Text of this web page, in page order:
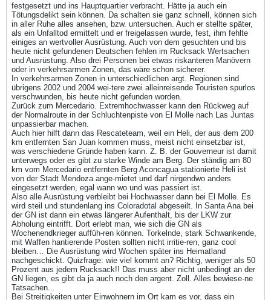
festgesetzt und ins Hauptquartier verbracht. Hätte ja auch ein
Tötungsdelikt sein können. Da schalten sie ganz schnell, können sich
in aller Ruhe alles ansehen, bzw. untersuchen. Auch er stellte später,
als ein Unfalltod ermittelt und er freigelassen wurde, fest, ihm fehlte
einiges an wertvoller Ausrüstung. Auch von dem gesuchten und bis
heute nicht gefundenen Deutschen fehlen im Rucksack Wertsachen
und Ausrüstung. Also drei Personen bei etwas riskanteren Manövern
oder in verkehrsarmen Zonen, das wäre schon sicherer.
In verkehrsarmen Zonen in unterschiedlichen argt. Regionen sind
übrigens 2002 und 2004 wei-tere zwei alleinreisende Touristen spurlos
verschwunden, bis heute nicht gefunden worden.
Zurück zum Mercedario. Extremhochwasser kann den Rückweg auf
der Normalroute in der Schluchtenpiste von El Molle nach Las Juntas
unpassierbar machen.
Auch hier hilft dann das Rescateteam, weil ein Heli, der aus dem 200
km entfernten San Juan kommen muss, meist nicht einsetzbar ist,
was verschiedene Gründe haben kann. Z. B. der Gouverneur ist damit
unterwegs oder es gibt zu starke Winde am Berg. Der ständig am 80
km vom Mercedario entfernten Berg Aconcagua stationierte Heli ist
von der Stadt Mendoza ange-mietet und darf nirgendwo anders
eingesetzt werden, egal wann wo und was passiert ist.
Also alle Ausrüstung verbleibt bei Hochwasser dann bei El Molle. Es
wird steil und stundenlang ins Coloradotal abgeseilt. In Santa Ana bei
der GN ist dann ein etwas längerer Aufenthalt, bis der LKW zur
Abholung eintrifft. Dort erlebt man, wie sich die GN als
Wochenendkrieger auffüh-ren können. Torkelnde, stark Schwankende,
mit Waffen hantierende Posten sollten nicht irritie-ren, ganz cool
bleiben… Die Ausrüstung wird Wochen später ins Heimatland
nachgeschickt. Quizfrage: wie viel kommt an? Richtig, weniger als 50
Prozent aus jedem Rucksack!! Das muss aber nicht unbedingt an der
GN liegen, es gibt da ja auch noch den argent. Zoll. Alles bewiese-ne
Tatsachen...
Bei Streitigkeiten unter Einwohnern im Ort kam es vor, dass ein